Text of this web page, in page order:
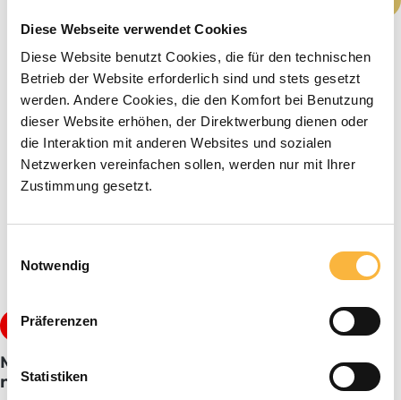
Diese Webseite verwendet Cookies
Diese Website benutzt Cookies, die für den technischen
Betrieb der Website erforderlich sind und stets gesetzt
werden. Andere Cookies, die den Komfort bei Benutzung
dieser Website erhöhen, der Direktwerbung dienen oder
die Interaktion mit anderen Websites und sozialen
Netzwerken vereinfachen sollen, werden nur mit Ihrer
Zustimmung gesetzt.
Notwendig
Präferenzen
Statistiken
de 14,99 €*
Murs centraux 350 x 200 mm dimensions
normales (1kg)